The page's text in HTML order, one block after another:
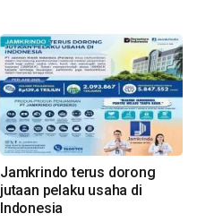
Jamkrindo terus dorong
jutaan pelaku usaha di
Indonesia